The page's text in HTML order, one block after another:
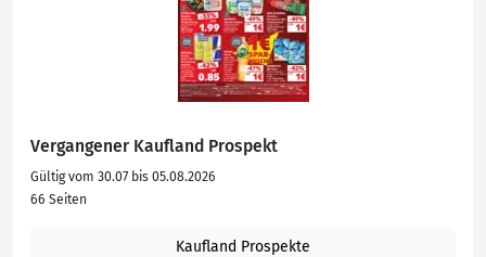
Vergangener Kaufland Prospekt
Gültig vom 30.07 bis 05.08.2026
66 Seiten
Kaufland Prospekte